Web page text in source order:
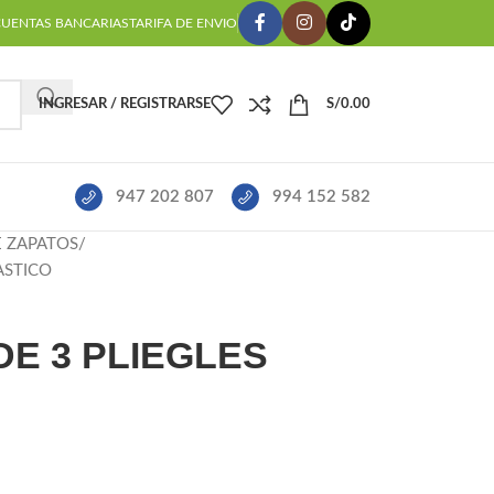
BANCARIASTARIFA DE ENVIO
INGRESAR / REGISTRARSE S/0.00
947 202 807 994 152 582
ZAPATOS
3 PLIEGLES